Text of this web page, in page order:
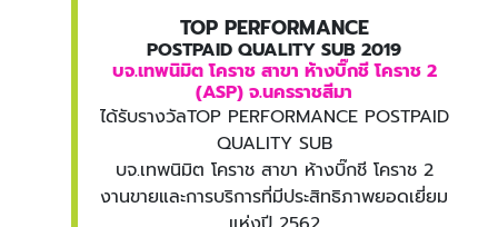
TOP PERFORMANCE
POSTPAID QUALITY SUB 2019
บจ.เทพนิมิต โคราช สาขา ห้างบิ๊กชี โคราช 2
(ASP) จ.นครราชสีมา
ได้รับรางวัลTOP PERFORMANCE POSTPAID
QUALITY SUB
บจ.เทพนิมิต โคราช สาขา ห้างบิ๊กชี โคราช 2
งานขายและการบริการที่มีประสิทธิภาพยอดเยี่ยม